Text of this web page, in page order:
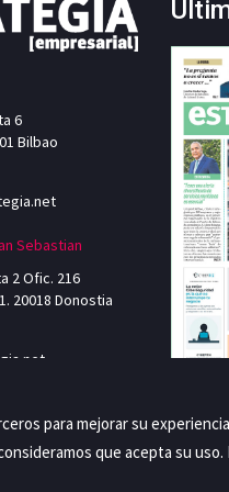
6
Bilbao
Sebastian
2 Ofic. 216
20018 Donostia
para mejorar su
que acepta su